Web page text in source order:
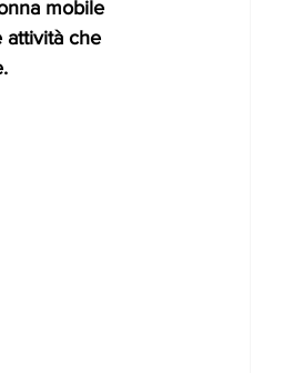
mobile
attività che